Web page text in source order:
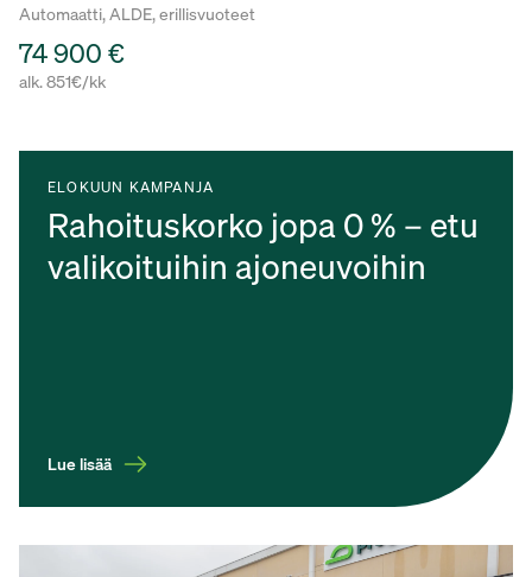
Automaatti, ALDE, erillisvuoteet
74 900 €
alk. 851€/kk
ELOKUUN KAMPANJA
Rahoituskorko jopa 0 % – etu
valikoituihin ajoneuvoihin
Lue lisää